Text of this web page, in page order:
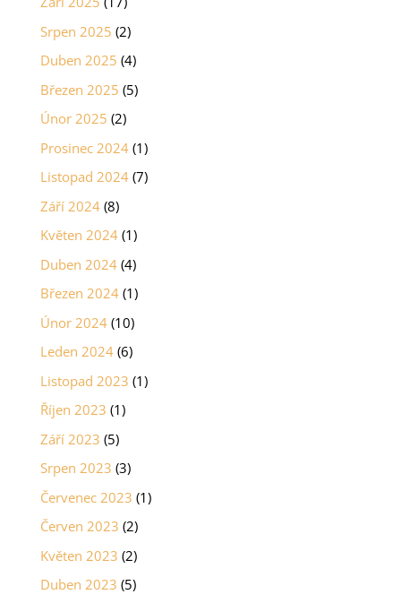
Srpen 2025 (2)
Duben 2025 (4)
Březen 2025 (5)
Únor 2025 (2)
Prosinec 2024(1)
Listopad 2024(7)
Září 2024(8)
Květen 2024(1)
Duben 2024(4)
Březen 2024(1)
Únor 2024(10)
Leden 2024(6)
Listopad 2023 (1)
Říjen 2023 (1)
Září 2023 (5)
Srpen 2023 (3)
Červenec 2023 (1)
Červen 2023 (2)
Květen 2023 (2)
Duben 2023 (5)